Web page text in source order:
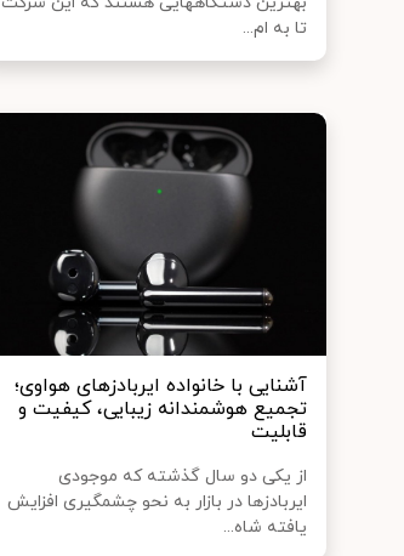
تا به ام...
آشنایی با خانواده ایربادزهای هواوی؛
تجمیع هوشمندانه زیبایی، کیفیت و
قابلیت
از یکی دو سال گذشته که موجودی
ایربادزها در بازار به نحو چشمگیری افزایش
یافته شاه...